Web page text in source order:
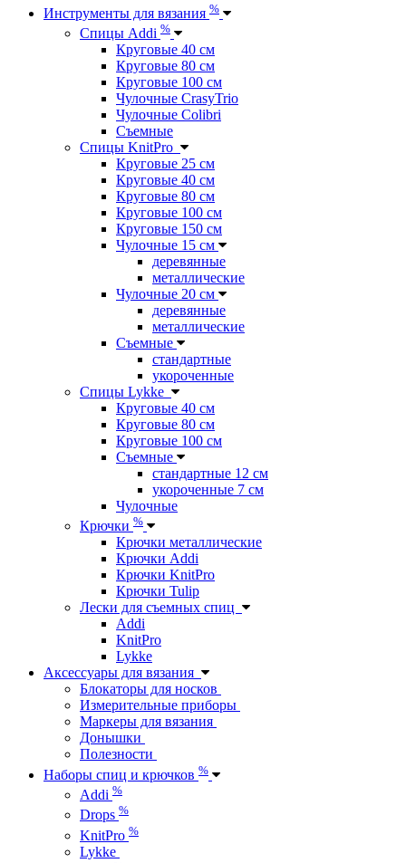
Инструменты для вязания %
Спицы Addi %
Круговые 40 см
Круговые 80 см
Круговые 100 см
Чулочные CrasyTrio
Чулочные Colibri
Съемные
Спицы KnitPro
Круговые 25 см
Круговые 40 см
Круговые 80 см
Круговые 100 см
Круговые 150 см
Чулочные 15 см
деревянные
металлические
Чулочные 20 см
деревянные
металлические
Съемные
стандартные
укороченные
Спицы Lykke
Круговые 40 см
Круговые 80 см
Круговые 100 см
Съемные
стандартные 12 см
укороченные 7 см
Чулочные
Крючки %
Крючки металлические
Крючки Addi
Крючки KnitPro
Крючки Tulip
Лески для съемных спиц
Addi
KnitPro
Lykke
Аксессуары для вязания
Блокаторы для носков
Измерительные приборы
Маркеры для вязания
Донышки
Полезности
Наборы спиц и крючков %
Addi %
Drops %
KnitPro %
Lykke